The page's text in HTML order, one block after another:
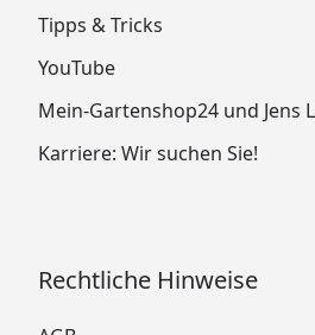
Tipps & Tricks
YouTube
Mein-Gartenshop24 und Jens
Karriere: Wir suchen Sie!
Rechtliche Hinweise